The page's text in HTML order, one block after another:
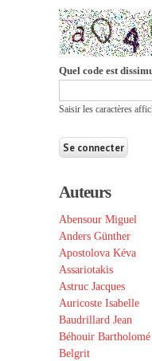
Quel code est
Saisir les caractères
Auteurs
Abensour Miguel
Anders Günther
Apostolova Kéva
Assariotakis
Astruc Jacques
Auricoste Isabelle
Baudrillard Jean
Béhouir Bartholomé
Belgrit